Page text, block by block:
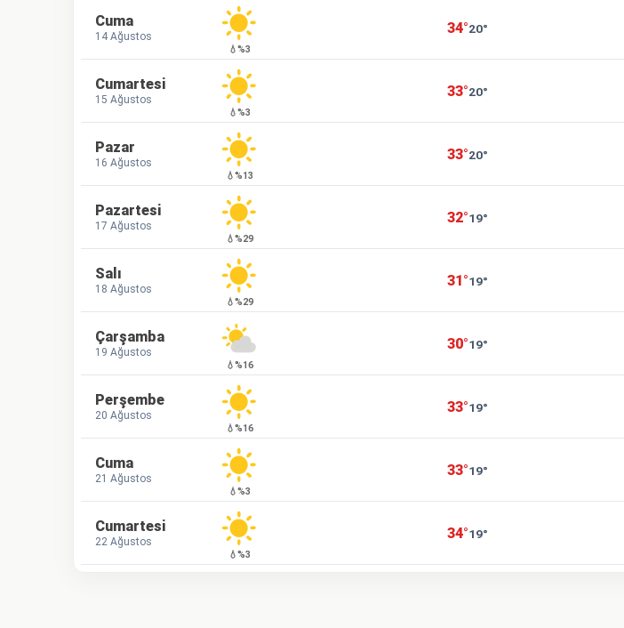
Cuma
14 Ağustos
💧%3
34°20°
Cumartesi
15 Ağustos
💧%3
33°20°
Pazar
16 Ağustos
💧%13
33°20°
Pazartesi
17 Ağustos
💧%29
32°19°
Salı
18 Ağustos
💧%29
31°19°
Çarşamba
19 Ağustos
💧%16
30°19°
Perşembe
20 Ağustos
💧%16
33°19°
Cuma
21 Ağustos
💧%3
33°19°
Cumartesi
22 Ağustos
💧%3
34°19°